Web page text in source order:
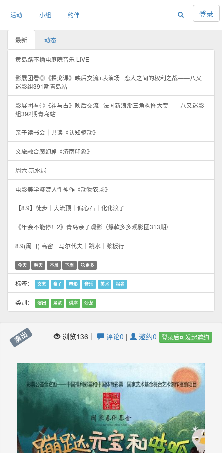
活动 小组 约伴 登录
最新 动态
黄岛路不插电庭院音乐 LIVE
影展团看◎《探戈课》映后交流+表演场 | 恋人之间的权利之战——八又
迷影组391期青岛站
影展团看◎《祖与占》映后交流 | 法国新浪潮三角构图大赏——八又迷影
组392期青岛站
亲子读书会｜共读《认知驱动》
文旅融合魔幻剧《济南印象》
周六·玩水局
电影美学鉴赏人性神作《动物农场》
【8.9】徒步｜大流顶｜偏心石｜化化浪子
《年会不能停！2》青岛亲子观影（爆款多多观影团313期）
8.9(周日) 高密｜马尔代夫｜跳水｜浆板行
今天 明天 本周 下周 更多
标签： 文艺 亲子 电影 音乐 美术 报名
类别： 演出 展览 讲座 沙龙
演出 浏览136｜ 评论0 | 邀约0 登录后可发起邀约